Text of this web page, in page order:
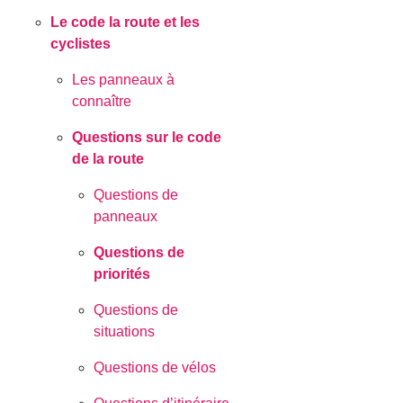
Le code la route et les
cyclistes
Les panneaux à
connaître
Questions sur le code
de la route
Questions de
panneaux
Questions de
priorités
Questions de
situations
Questions de vélos